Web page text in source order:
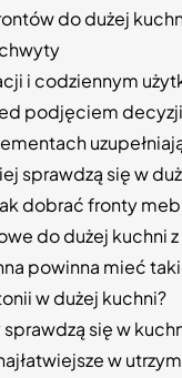
do dużej
i codziennym
podjęciem decyzji
sprawdzą się w
dobrać fronty
do dużej kuchni
powinna mieć
w dużej kuchni?
się w
w